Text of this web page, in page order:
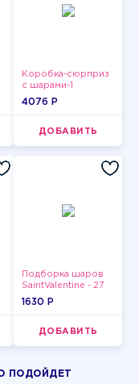
Коробка-сюрприз
с шарами-1
4076 P
ДОБАВИТЬ
Подборка шаров
SaintValentine - 27
1630 P
ДОБАВИТЬ
ПОДОЙДЕТ